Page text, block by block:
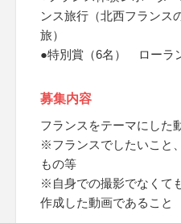
ンス旅行（北西フランス
旅）
●特別賞（6名） ローラ
募集内容
フランスをテーマにした
※フランスでしたいこと
もの等
※自身での撮影でなくて
作成した動画であること